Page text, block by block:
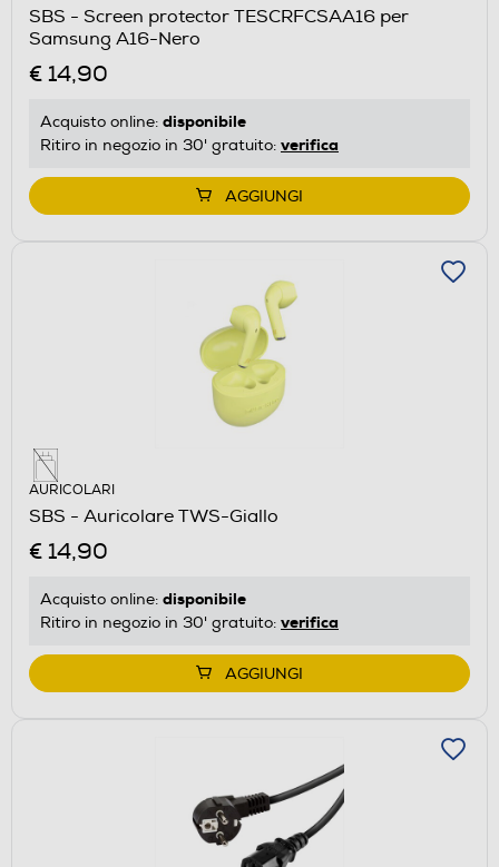
SBS - Screen protector TESCRFCSAA16 per
Samsung A16-Nero
€ 14,90
Acquisto online: disponibile
Ritiro in negozio in 30' gratuito: verifica
AGGIUNGI
AURICOLARI
SBS - Auricolare TWS-Giallo
€ 14,90
Acquisto online: disponibile
Ritiro in negozio in 30' gratuito: verifica
AGGIUNGI